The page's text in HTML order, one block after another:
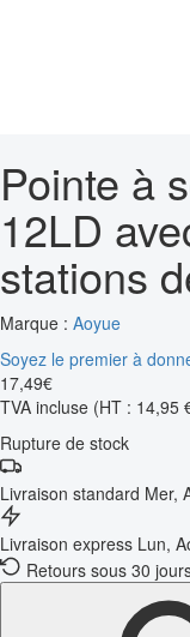
Pointe à
12LD
stations
Marque : Aoyue
Soyez le premier à
17,49€
TVA incluse (HT : 14,95
Rupture de stock
Livraison standard Mer,
Livraison express Lun,
Retours sous 30